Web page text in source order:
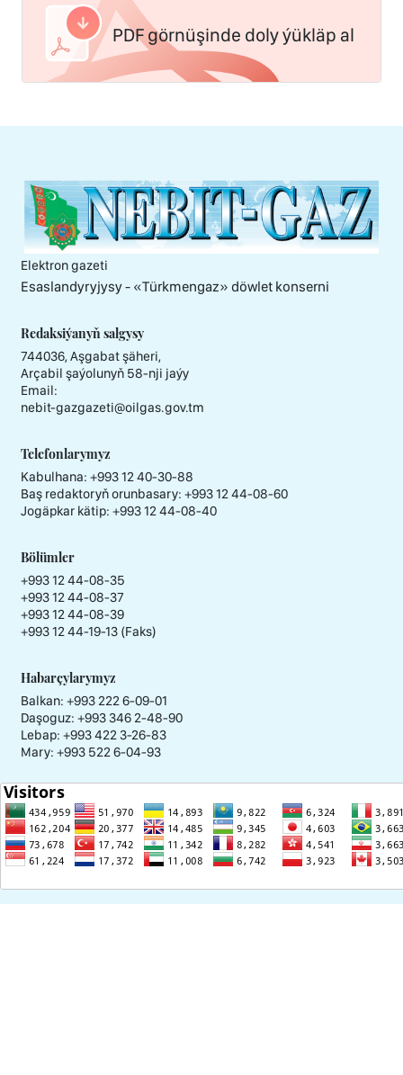
PDF görnüşinde doly ýükläp al
Elektron gazeti
Esaslandyryjysy - «Тürkmengaz» döwlet konserni
Redaksiýanyň salgysy
744036, Aşgabat şäheri,
Arçabil şaýolunyň 58-nji jaýy
Email:
nebit-gazgazeti@oilgas.gov.tm
Telefonlarymyz
Kabulhana: +993 12 40-30-88
Baş redaktoryň orunbasary: +993 12 44-08-60
Jogäpkar kätip: +993 12 44-08-40
Bölümler
+993 12 44-08-35
+993 12 44-08-37
+993 12 44-08-39
+993 12 44-19-13 (Faks)
Habarçylarymyz
Balkan: +993 222 6-09-01
Daşoguz: +993 346 2-48-90
Lebap: +993 422 3-26-83
Mary: +993 522 6-04-93